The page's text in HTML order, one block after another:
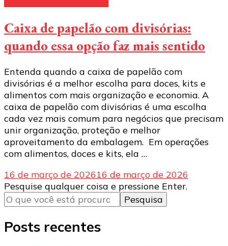
Caixa de papelão com divisórias:
quando essa opção faz mais sentido
Entenda quando a caixa de papelão com
divisórias é a melhor escolha para doces, kits e
alimentos com mais organização e economia. A
caixa de papelão com divisórias é uma escolha
cada vez mais comum para negócios que precisam
unir organização, proteção e melhor
aproveitamento da embalagem. Em operações
com alimentos, doces e kits, ela …
16 de março de 202616 de março de 2026
Procurando
algo?
Pesquise qualquer coisa e pressione Enter.
Posts recentes